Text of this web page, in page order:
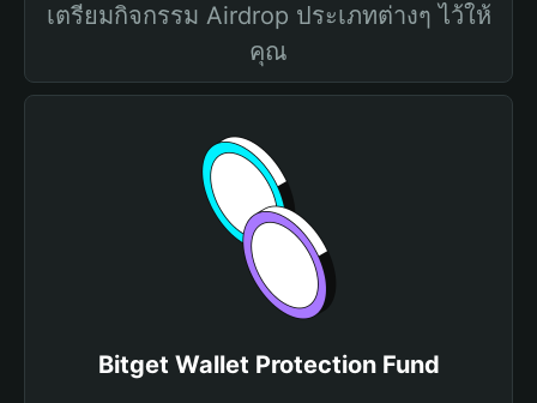
เตรียมกิจกรรม Airdrop ประเภทต่างๆ ไว้ให้
คุณ
Bitget Wallet Protection Fund